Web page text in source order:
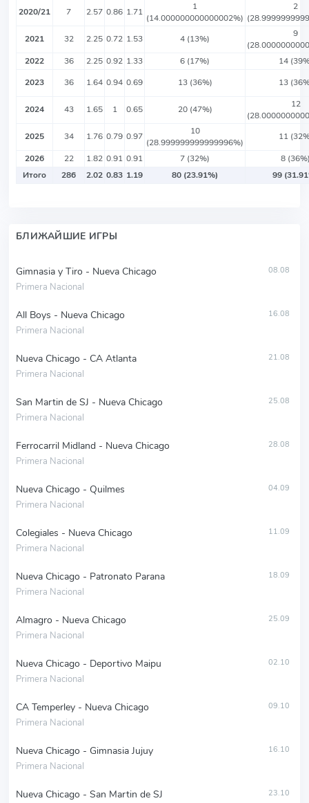
2020/21
7 2.57 0.86 1.71
1
(14.000000000000002%)
2
2021
32 2.25 0.72 1.53 4 (13%)
9
2022
36 2.25 0.92 1.33 6 (17%)
14
2023
36 1.64 0.94 0.69 13 (36%) 13
2024 43 1.65 1 0.65 20 (47%)
12
2025
34 1.76 0.79 0.97
10
(28.999999999999996%)
11
2026
22 1.82 0.91 0.91 7 (32%)
8
Итого
286 2.02 0.83 1.19 80 (23.91%) 99
БЛИЖАЙШИЕ ИГРЫ
Gimnasia y Tiro - Nueva Chicago
Primera Nacional
08.08
All Boys - Nueva Chicago
Primera Nacional
16.08
Nueva Chicago - CA Atlanta
Primera Nacional
21.08
San Martin de SJ - Nueva Chicago
Primera Nacional
25.08
Ferrocarril Midland - Nueva Chicago
Primera Nacional
28.08
Nueva Chicago - Quilmes
Primera Nacional
04.09
Colegiales - Nueva Chicago
Primera Nacional
11.09
Nueva Chicago - Patronato Parana
Primera Nacional
18.09
Almagro - Nueva Chicago
Primera Nacional
25.09
Nueva Chicago - Deportivo Maipu
Primera Nacional
02.10
CA Temperley - Nueva Chicago
Primera Nacional
09.10
Nueva Chicago - Gimnasia Jujuy
Primera Nacional
16.10
Nueva Chicago - San Martin de SJ 23.10